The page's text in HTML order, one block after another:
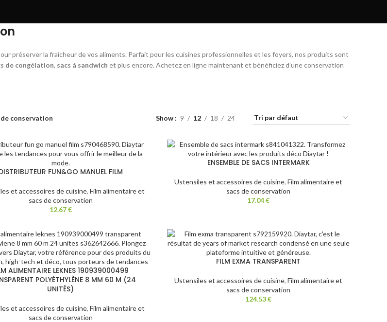
préserver la fraîcheur de vos aliments. Parfait pour les cuisines professionnelles et les foyers, nos produits sont
de congélation, sacs à sandwich et plus encore. Achetez en ligne maintenant et bénéficiez d’une conservation
conservation Show 9 12 18 24
FUN&GO MANUEL FILM
et accessoires de cuisine, Film alimentaire et
sacs de conservation
12.67€
ENSEMBLE DE SACS INTERMARK
Ustensiles et accessoires de cuisine,Film alimentaire et
sacs de conservation
17.04€
ALIMENTAIRE LEKNES 190939000499
POLYÉTHYLÈNE 8 MM 60 M (24
UNITÉS)
et accessoires de cuisine, Film alimentaire et
sacs de conservation
FILM EXMA TRANSPARENT
Ustensiles et accessoires de cuisine,Film alimentaire et
sacs de conservation
124.53€